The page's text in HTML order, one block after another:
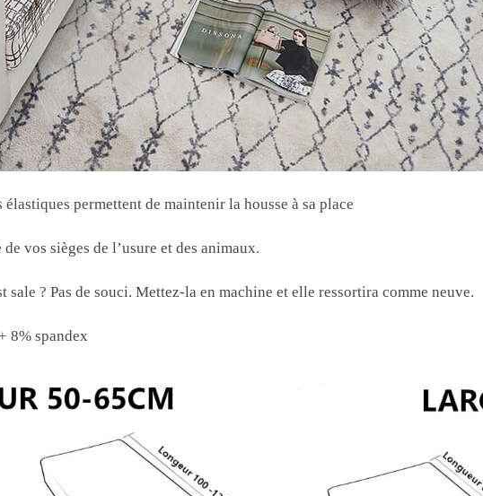
élastiques permettent de maintenir la housse à sa place
de vos sièges de l’usure et des animaux.
sale ? Pas de souci. Mettez-la en machine et elle ressortira comme neuve.
8% spandex